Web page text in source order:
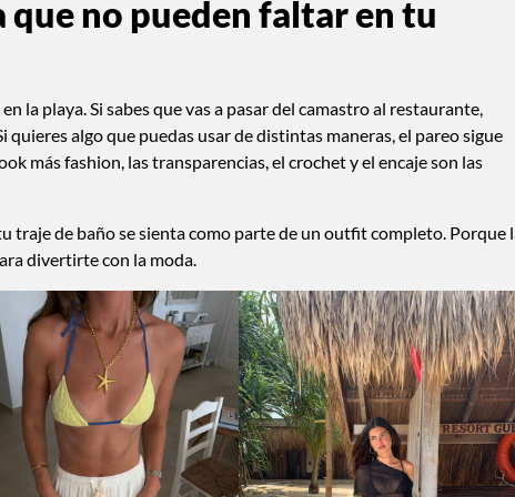
que no pueden faltar en tu
la playa. Si sabes que vas a pasar del camastro al restaurante,
algo que puedas usar de distintas maneras, el pareo sigue
más fashion, las transparencias, el crochet y el encaje son las
traje de baño se sienta como parte de un outfit completo. Porque
divertirte con la moda.